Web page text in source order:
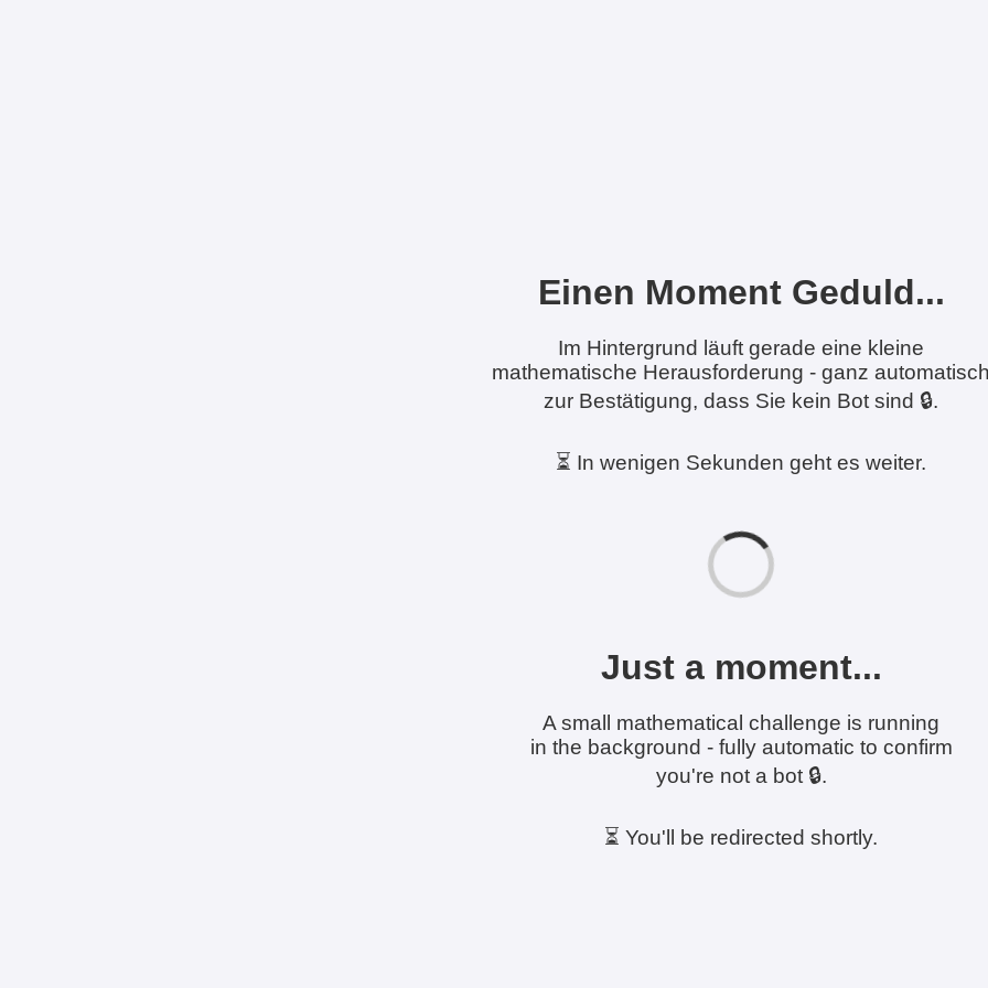
Einen Moment Geduld...
Im Hintergrund läuft gerade eine kleine
mathematische Herausforderung - ganz
zur Bestätigung, dass Sie kein Bot sind 🔒.
⏳ In wenigen Sekunden geht es weiter.
Just a moment...
A small mathematical challenge is running
in the background - fully automatic to confirm
you're not a bot 🔒.
⏳ You'll be redirected shortly.